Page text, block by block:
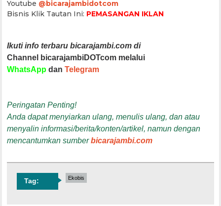
Youtube @bicarajambidotcom
Bisnis Klik Tautan Ini: PEMASANGAN IKLAN
Ikuti info terbaru bicarajambi.com di
Channel bicarajambiDOTcom melalui
WhatsApp danTelegram
Peringatan Penting!
Anda dapat menyiarkan ulang, menulis ulang, dan atau
menyalin informasi/berita/konten/artikel, namun dengan
mencantumkan sumberbicarajambi.com
Tag: Ekobis